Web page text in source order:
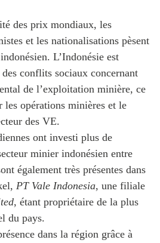
des prix mondiaux, les
et les nationalisations pèsent
L’Indonésie est
conflits sociaux concernant
de l’exploitation minière, ce
opérations minières et le
des VE.
ont investi plus de
minier indonésien entre
également très présentes dans
PT Vale Indonesia, une filiale
, étant propriétaire de la plus
du pays.
dans la région grâce à